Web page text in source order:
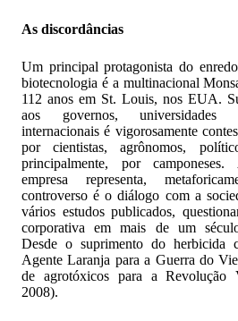
As discordâncias
Um principal protagonista do
biotecnologia é a multinacional
112 anos em St. Louis, nos EUA.
aos governos, universidades
internacionais é vigorosamente
por cientistas, agrônomos,
principalmente, por
empresa representa,
controverso é o diálogo com a
vários estudos publicados,
corporativa em mais de um
Desde o suprimento do herbicida
Agente Laranja para a Guerra do
de agrotóxicos para a Revolução
2008).